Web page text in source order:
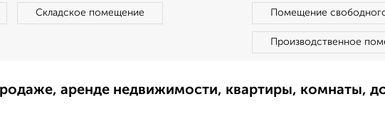
Складское помещение Помещение
Производственное
аренде недвижимости, квартиры, комнаты,